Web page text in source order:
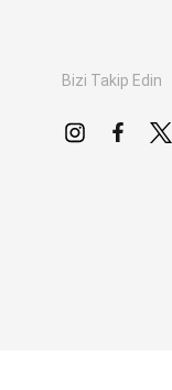
Bizi Takip Edin